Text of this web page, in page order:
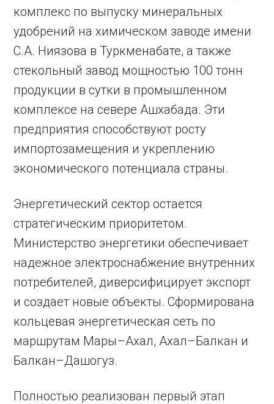
комплекс по выпуску минеральных
удобрений на химическом заводе имени
С.А. Ниязова в Туркменабате, а также
стекольный завод мощностью 100 тонн
продукции в сутки в промышленном
комплексе на севере Ашхабада. Эти
предприятия способствуют росту
импортозамещения и укреплению
экономического потенциала страны.
Энергетический сектор остается
стратегическим приоритетом.
Министерство энергетики обеспечивает
надежное электроснабжение внутренних
потребителей, диверсифицирует экспорт
и создает новые объекты. Сформирована
кольцевая энергетическая сеть по
маршрутам Мары–Ахал, Ахал–Балкан и
Балкан–Дашогуз.
Полностью реализован первый этап